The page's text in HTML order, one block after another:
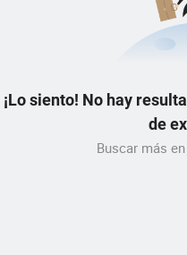
¡Lo siento! No hay
de
Buscar más